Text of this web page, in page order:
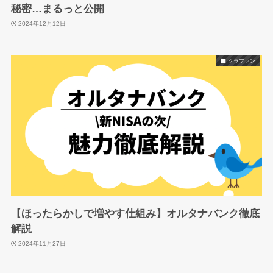
秘密…まるっと公開
2024年12月12日
クラファン
【ほったらかしで増やす仕組み】オルタナバンク徹底
解説
2024年11月27日